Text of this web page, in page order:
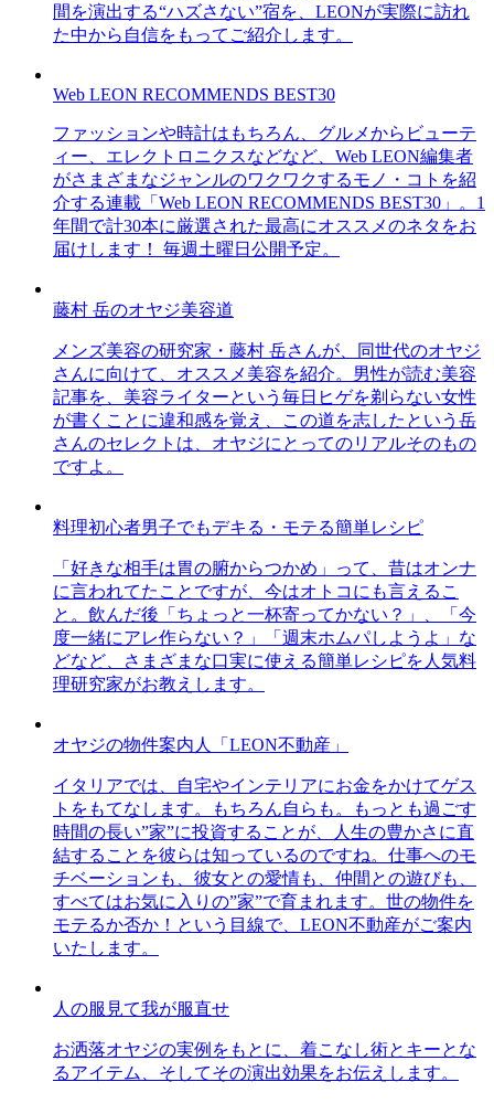
間を演出する“ハズさない”宿を、LEONが実際に訪れ
た中から自信をもってご紹介します。
Web LEON RECOMMENDS BEST30
ファッションや時計はもちろん、グルメからビューテ
ィー、エレクトロニクスなどなど、Web LEON編集者
がさまざまなジャンルのワクワクするモノ・コトを紹
介する連載「Web LEON RECOMMENDS BEST30」。1
年間で計30本に厳選された最高にオススメのネタをお
届けします！ 毎週土曜日公開予定。
藤村 岳のオヤジ美容道
メンズ美容の研究家・藤村 岳さんが、同世代のオヤジ
さんに向けて、オススメ美容を紹介。男性が読む美容
記事を、美容ライターという毎日ヒゲを剃らない女性
が書くことに違和感を覚え、この道を志したという岳
さんのセレクトは、オヤジにとってのリアルそのもの
ですよ。
料理初心者男子でもデキる・モテる簡単レシピ
「好きな相手は胃の腑からつかめ」って、昔はオンナ
に言われてたことですが、今はオトコにも言えるこ
と。飲んだ後「ちょっと一杯寄ってかない？」、「今
度一緒にアレ作らない？」「週末ホムパしようよ」な
どなど、さまざまな口実に使える簡単レシピを人気料
理研究家がお教えします。
オヤジの物件案内人「LEON不動産」
イタリアでは、自宅やインテリアにお金をかけてゲス
トをもてなします。もちろん自らも。もっとも過ごす
時間の長い”家”に投資することが、人生の豊かさに直
結することを彼らは知っているのですね。仕事へのモ
チベーションも、彼女との愛情も、仲間との遊びも、
すべてはお気に入りの”家”で育まれます。世の物件を
モテるか否か！という目線で、LEON不動産がご案内
いたします。
人の服見て我が服直せ
お洒落オヤジの実例をもとに、着こなし術とキーとな
るアイテム、そしてその演出効果をお伝えします。